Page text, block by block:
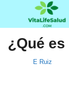
¿Qué
E Ruiz